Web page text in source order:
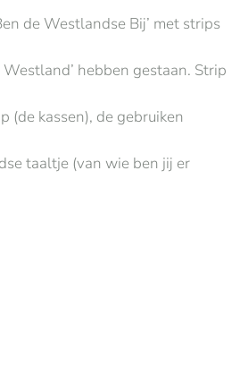
de Westlandse Bij’ met strips
hebben gestaan. Strip
(de kassen), de gebruiken
taaltje (van wie ben jij er